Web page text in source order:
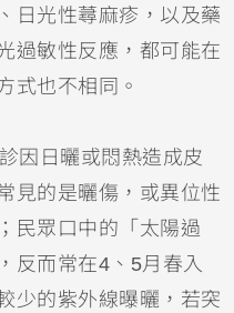
日光性蕁麻疹 ，以及藥
過敏性反應，都可能在
式也不相同。
因日曬或悶熱造成皮
見的是曬傷，或異位性
民眾口中的「太陽過
而常在4、5月春入
少的紫外線曝曬，若突